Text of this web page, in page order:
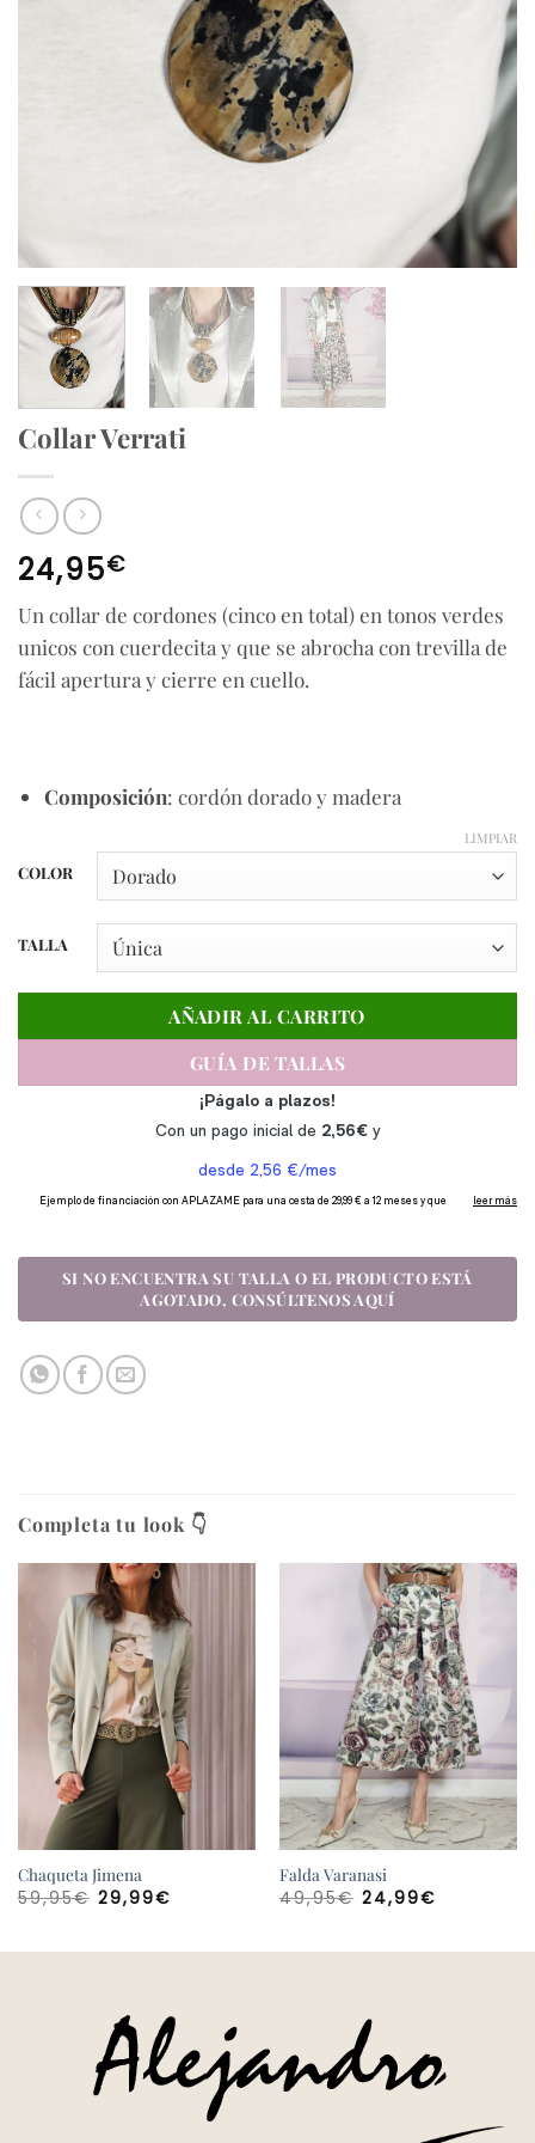
Collar Verrati
24,95€
Un collar de cordones (cinco en total) en tonos verdes
unicos con cuerdecita y que se abrocha con trevilla de
fácil apertura y cierre en cuello.
Composición: cordón dorado y madera
COLOR
TALLA
LIMPIAR
AÑADIR AL CARRITO
GUÍA DE TALLAS
Completa tu look 👇
Chaqueta Jimena
59,95€ El
precio
59,95€.
29,99€El
29,99€.
Falda Varanasi
49,95€ El
precio
49,95€.
24,99€El
24,99€.